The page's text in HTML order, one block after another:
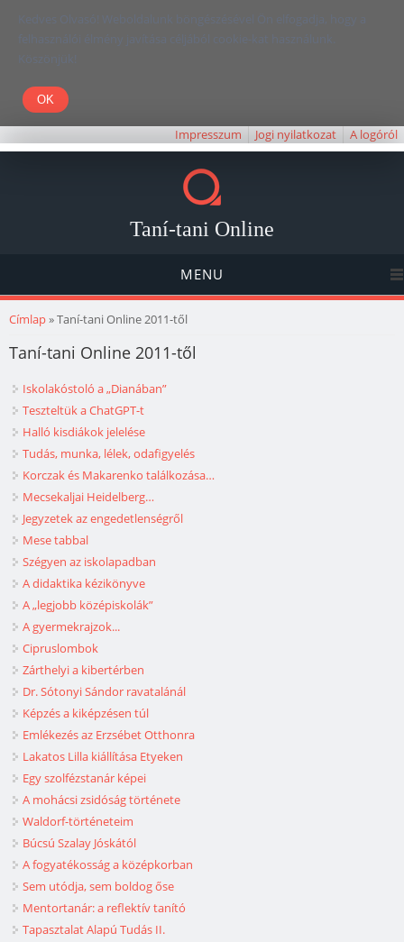
Kedves Olvasó! Weboldalunk böngészésével Ön elfogadja, hogy a
felhasználói élmény javítása céljából cookie-kat használunk.
Köszönjük!
Impresszum Jogi nyilatkozat A logóról
Taní-tani Online
MENU
Jelenlegi hely
Címlap» Taní-tani Online 2011-től
Taní-tani Online 2011-től
Iskolakóstoló a „Dianában”
Teszteltük a ChatGPT-t
Halló kisdiákok jelelése
Tudás, munka, lélek, odafigyelés
Korczak és Makarenko találkozása…
Mecsekaljai Heidelberg…
Jegyzetek az engedetlenségről
Mese tabbal
Szégyen az iskolapadban
A didaktika kézikönyve
A „legjobb középiskolák”
A gyermekrajzok...
Cipruslombok
Zárthelyi a kibertérben
Dr. Sótonyi Sándor ravatalánál
Képzés a kiképzésen túl
Emlékezés az Erzsébet Otthonra
Lakatos Lilla kiállítása Etyeken
Egy szolfézstanár képei
A mohácsi zsidóság története
Waldorf-történeteim
Búcsú Szalay Jóskától
A fogyatékosság a középkorban
Sem utódja, sem boldog őse
Mentortanár: a reflektív tanító
Tapasztalat Alapú Tudás II.